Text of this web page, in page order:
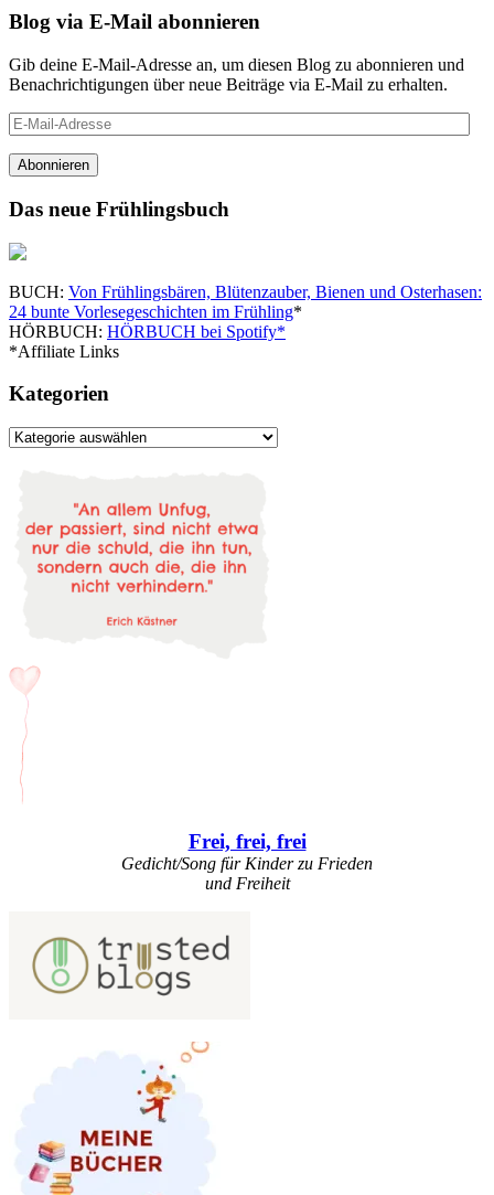
Blog via E-Mail abonnieren
Gib deine E-Mail-Adresse an, um diesen Blog zu abonnieren und
Benachrichtigungen über neue Beiträge via E-Mail zu erhalten.
E-
Mail-
Adresse
Abonnieren
Das neue Frühlingsbuch
BUCH: Von Frühlingsbären, Blütenzauber, Bienen und Osterhasen:
24 bunte Vorlesegeschichten im Frühling*
HÖRBUCH: HÖRBUCH bei Spotify*
*Affiliate Links
Kategorien
Kategorien
Frei, frei, frei
Gedicht/Song für Kinder zu Frieden
und Freiheit